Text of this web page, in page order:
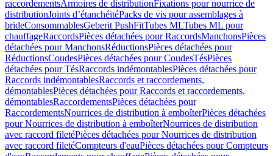
raccordementsArmoires de distributionFixations pour nourrice de
distributionJoints d’étanchéitéPacks de vis pour assemblages à
brideConsommablesGeberit PushFitTubes MLTubes ML pour
chauffageRaccordsPièces détachées pour RaccordsManchonsPièces
détachées pour ManchonsRéductionsPièces détachées pour
RéductionsCoudesPièces détachées pour CoudesTésPièces
détachées pour TésRaccords indémontablesPièces détachées pour
Raccords indémontablesRaccords et raccordements,
démontablesPièces détachées pour Raccords et raccordements,
démontablesRaccordementsPièces détachées pour
RaccordementsNourrices de distribution à emboîterPièces détachées
pour Nourrices de distribution à emboîterNourrices de distribution
avec raccord filetéPièces détachées pour Nourrices de distribution
avec raccord filetéCompteurs d'eauPièces détachées pour Compteurs